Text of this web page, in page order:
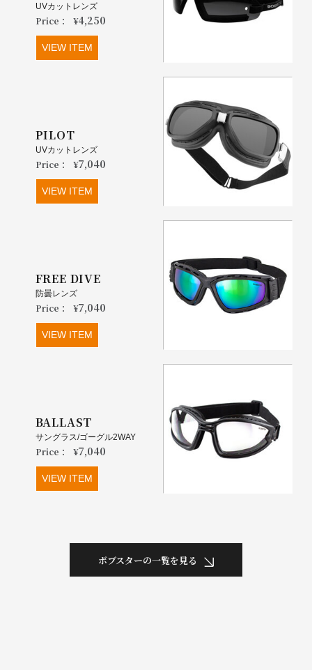
UVカットレンズ
Price： ¥4,250
VIEW ITEM
PILOT
UVカットレンズ
Price： ¥7,040
VIEW ITEM
FREE DIVE
防曇レンズ
Price： ¥7,040
VIEW ITEM
BALLAST
サングラス/ゴーグル2WAY
Price： ¥7,040
VIEW ITEM
ボブスターの一覧を見る